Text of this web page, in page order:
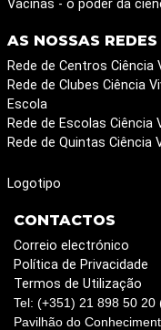
Vacinas - o poder da
AS NOSSAS REDES
Rede de Centros Ciência
Rede de Clubes Ciência
Escola
Rede de Escolas Ciência
Rede de Quintas Ciência
Logotipo
CONTACTOS
Correio electrónico
Política de Privacidade
Termos de Utilização
Tel: (+351) 21 898 50
Pavilhão do